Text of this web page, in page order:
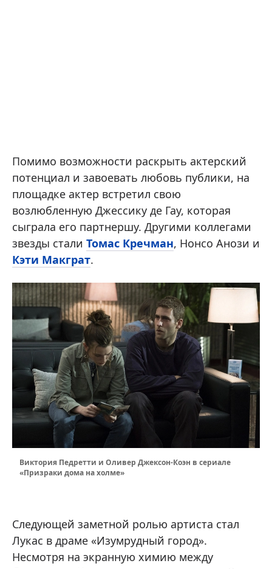
Помимо возможности раскрыть актерский
потенциал и завоевать любовь публики, на
площадке актер встретил свою
возлюбленную Джессику де Гау, которая
сыграла его партнершу. Другими коллегами
звезды стали Томас Кречман, Нонсо Анози и
Кэти Макграт.
Виктория Педретти и Оливер Джексон-Коэн в сериале
«Призраки дома на холме»
Следующей заметной ролью артиста стал
Лукас в драме «Изумрудный город».
Несмотря на экранную химию между